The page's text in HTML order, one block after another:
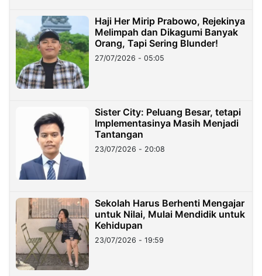
Haji Her Mirip Prabowo, Rejekinya
Melimpah dan Dikagumi Banyak
Orang, Tapi Sering Blunder!
27/07/2026 - 05:05
Sister City: Peluang Besar, tetapi
Implementasinya Masih Menjadi
Tantangan
23/07/2026 - 20:08
Sekolah Harus Berhenti Mengajar
untuk Nilai, Mulai Mendidik untuk
Kehidupan
23/07/2026 - 19:59